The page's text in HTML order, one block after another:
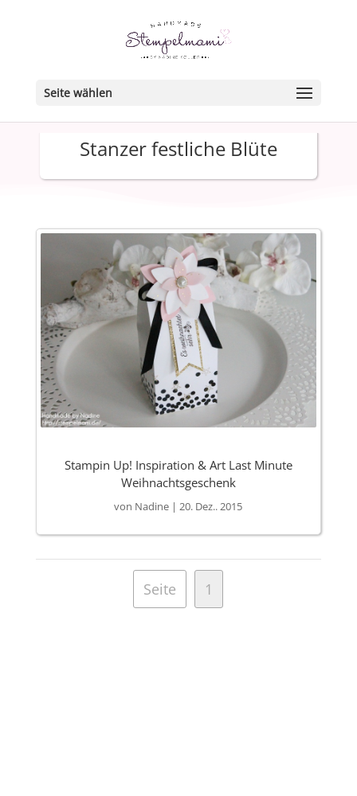
Seite wählen
Stanzer festliche Blüte
Stampin Up! Inspiration & Art Last Minute
Weihnachtsgeschenk
von Nadine |20. Dez.. 2015
Seite 1